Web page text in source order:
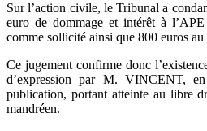
Sur l’action civile, le Tribunal a
euro de dommage et intérêt à
comme sollicité ainsi que 800 euros
Ce jugement confirme donc
d’expression par M. VINCENT,
publication, portant atteinte au libre
mandréen.